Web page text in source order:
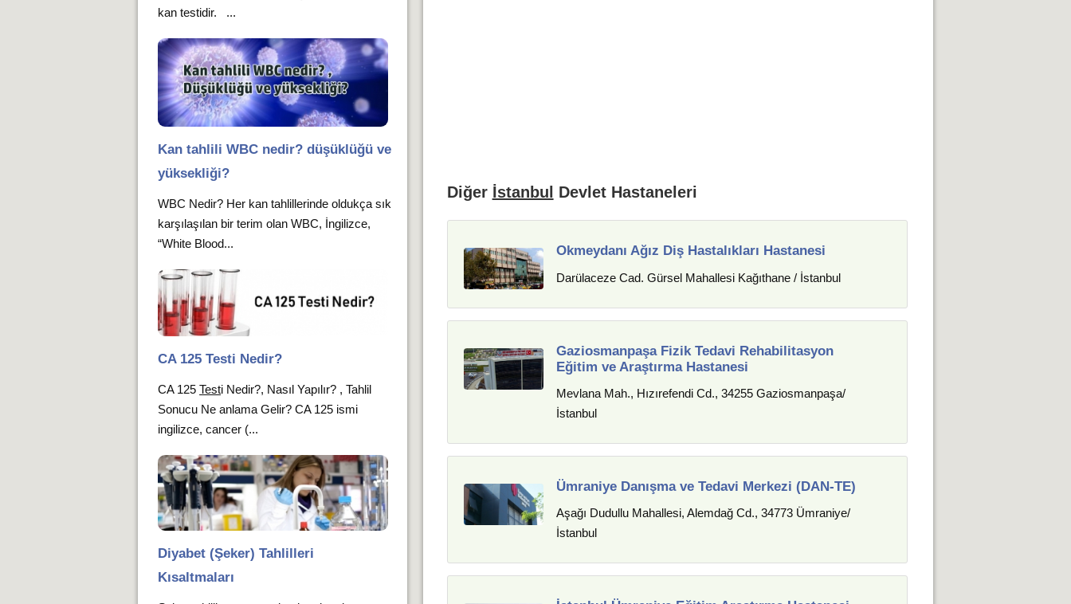
Diğer İstanbul Devlet Hastaneleri
Okmeydanı Ağız Diş Hastalıkları Hastanesi
Darülaceze Cad. Gürsel Mahallesi Kağıthane / İstanbul
Gaziosmanpaşa Fizik Tedavi Rehabilitasyon
Eğitim ve Araştırma Hastanesi
Mevlana Mah., Hızırefendi Cd., 34255 Gaziosmanpaşa/
İstanbul
Ümraniye Danışma ve Tedavi Merkezi (DAN-TE)
Aşağı Dudullu Mahallesi, Alemdağ Cd., 34773 Ümraniye/
İstanbul
kan testidir. ...
Kan tahlili WBC nedir? düşüklüğü ve
yüksekliği?
WBC Nedir? Her kan tahlillerinde oldukça sık
karşılaşılan bir terim olan WBC, İngilizce,
“White Blood...
CA 125 Testi Nedir?
CA 125Testi Nedir?, Nasıl Yapılır? , Tahlil
Sonucu Ne anlama Gelir? CA 125 ismi
ingilizce, cancer (...
Diyabet (Şeker) Tahlilleri
Kısaltmaları